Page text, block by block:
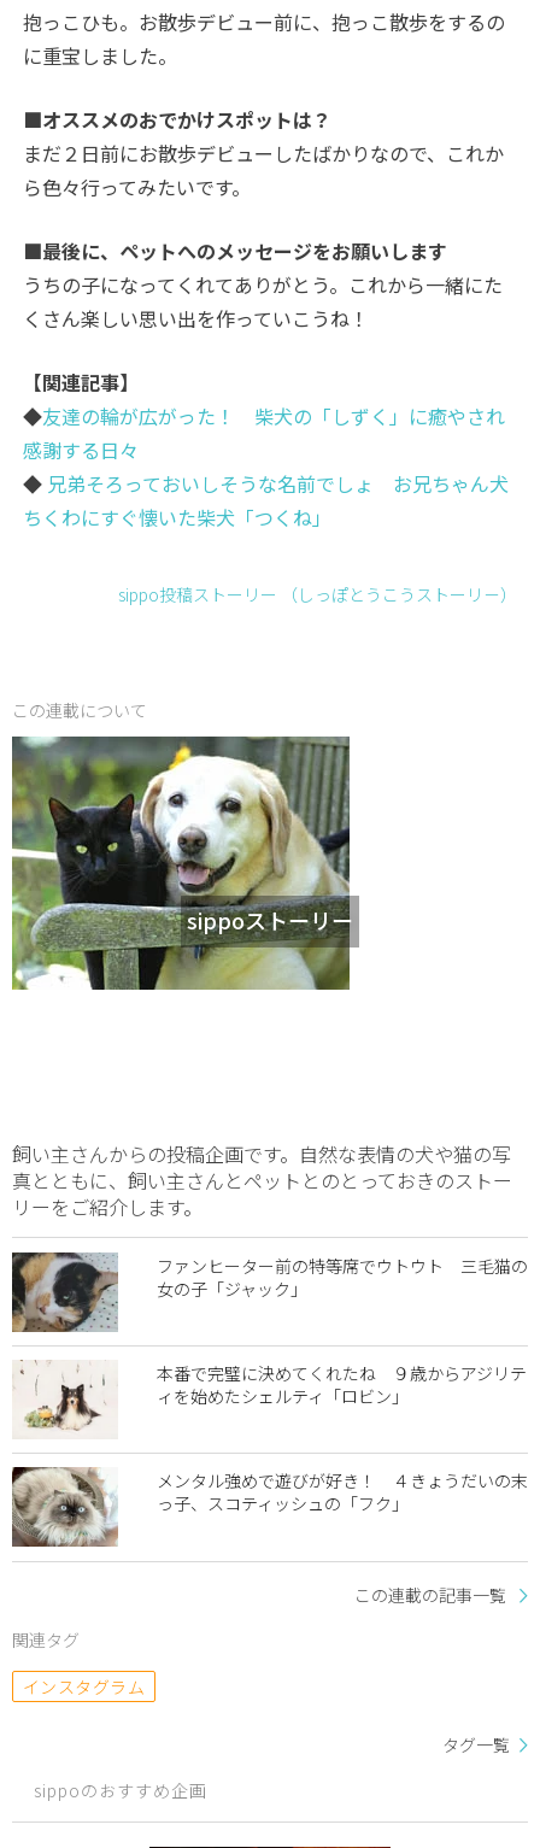
抱っこひも。お散歩デビュー前に、抱っこ散歩をするの
に重宝しました。
■オススメのおでかけスポットは？
まだ２日前にお散歩デビューしたばかりなので、これか
ら色々行ってみたいです。
■最後に、ペットへのメッセージをお願いします
うちの子になってくれてありがとう。これから一緒にた
くさん楽しい思い出を作っていこうね！
【関連記事】
◆友達の輪が広がった！ 柴犬の「しずく」に癒やされ
感謝する日々
◆ 兄弟そろっておいしそうな名前でしょ お兄ちゃん犬
ちくわにすぐ懐いた柴犬「つくね」
sippo投稿ストーリー （しっぽとうこうストーリ－）
この連載について
sippoストーリー
飼い主さんからの投稿企画です。自然な表情の犬や猫の写
真とともに、飼い主さんとペットとのとっておきのストー
リーをご紹介します。
ファンヒーター前の特等席でウトウト 三毛猫の
女の子「ジャック」
本番で完璧に決めてくれたね ９歳からアジリテ
ィを始めたシェルティ「ロビン」
メンタル強めで遊びが好き！ ４きょうだいの末
っ子、スコティッシュの「フク」
この連載の記事一覧
関連タグ
インスタグラム
タグ一覧
sippoのおすすめ企画